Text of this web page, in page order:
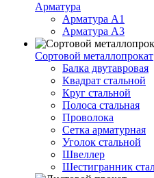
Арматура
Арматура A1
Арматура А3
Сортовой металлопрокат
Балка двутавровая
Квадрат стальной
Круг стальной
Полоса стальная
Проволока
Сетка арматурная
Уголок стальной
Швеллер
Шестигранник